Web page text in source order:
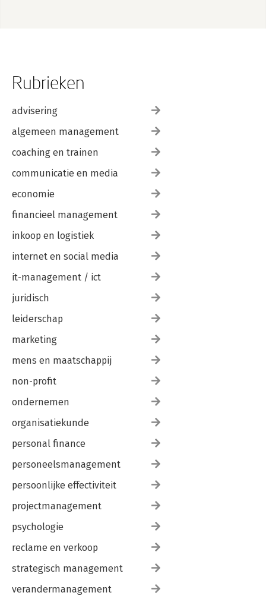
Rubrieken
advisering
algemeen management
coaching en trainen
communicatie en media
economie
financieel management
inkoop en logistiek
internet en social media
it-management / ict
juridisch
leiderschap
marketing
mens en maatschappij
non-profit
ondernemen
organisatiekunde
personal finance
personeelsmanagement
persoonlijke effectiviteit
projectmanagement
psychologie
reclame en verkoop
strategisch management
verandermanagement